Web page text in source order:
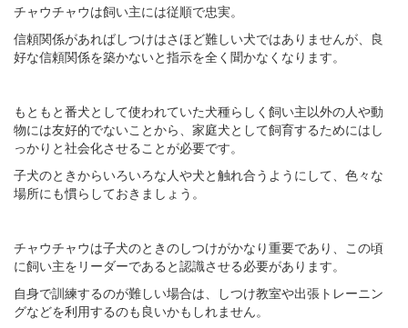
チャウチャウは飼い主には従順で忠実。
信頼関係があればしつけはさほど難しい犬ではありませんが、良
好な信頼関係を築かないと指示を全く聞かなくなります。
もともと番犬として使われていた犬種らしく飼い主以外の人や動
物には友好的でないことから、家庭犬として飼育するためにはし
っかりと社会化させることが必要です。
子犬のときからいろいろな人や犬と触れ合うようにして、色々な
場所にも慣らしておきましょう。
チャウチャウは子犬のときのしつけがかなり重要であり、この頃
に飼い主をリーダーであると認識させる必要があります。
自身で訓練するのが難しい場合は、しつけ教室や出張トレーニン
グなどを利用するのも良いかもしれません。